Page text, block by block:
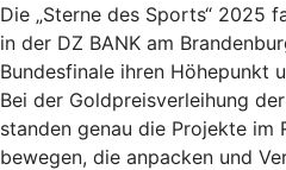
Die „Sterne des Sports“ 2025
in der DZ BANK am
Bundesfinale ihren Höhepunkt
Bei der Goldpreisverleihung
standen genau die Projekte im
bewegen, die anpacken und